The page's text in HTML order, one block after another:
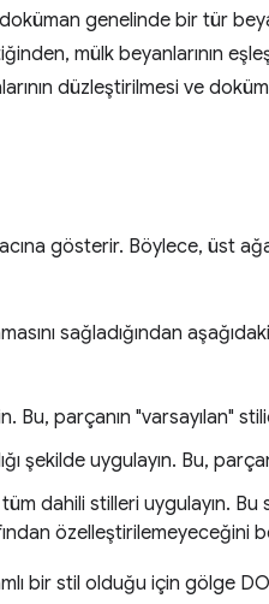
doküman genelinde bir tür
mülk beyanlarının
düzleştirilmesi ve
gösterir. Böylece, üst
sağladığından
Bu, parçanın "varsayılan"
şekilde uygulayın. Bu,
dahili stilleri uygulayın.
özelleştirilemeyeceğini
bir stil olduğu için gölge